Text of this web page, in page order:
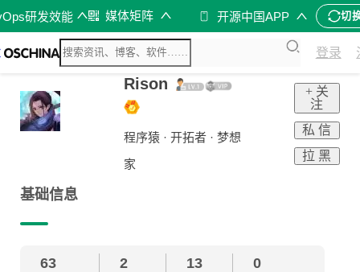
研发效能 媒体矩阵 开源中国APP 切
登录
Rison
程序猿 · 开拓者 · 梦想
家
+ 关
注
私 信
拉 黑
基础信息
63 2 13 0